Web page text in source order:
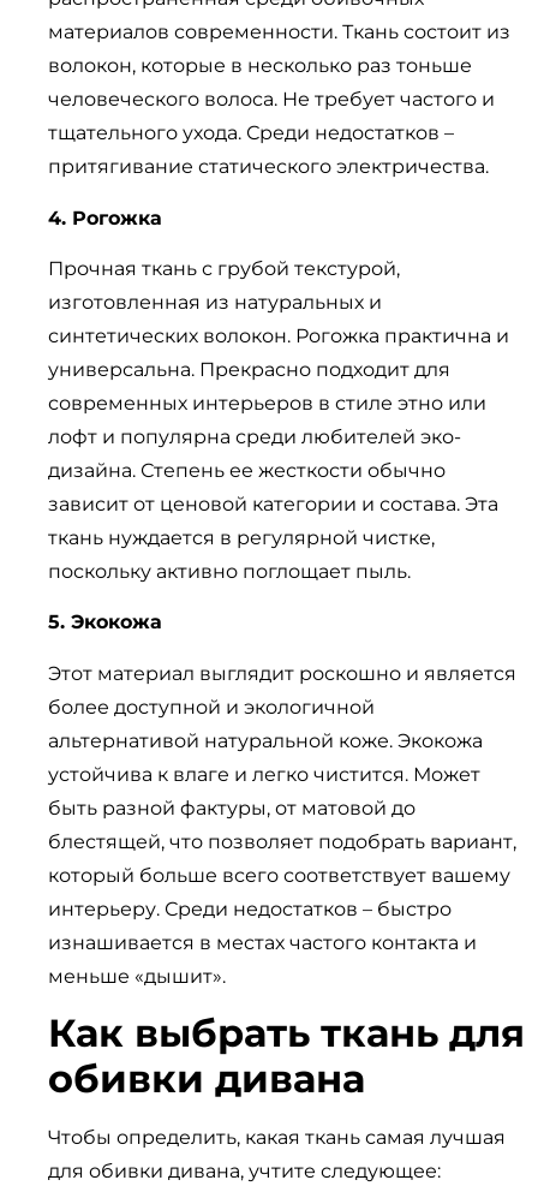
материалов современности. Ткань состоит из
волокон, которые в несколько раз тоньше
человеческого волоса. Не требует частого и
тщательного ухода. Среди недостатков –
притягивание статического электричества.
4. Рогожка
Прочная ткань с грубой текстурой,
изготовленная из натуральных и
синтетических волокон. Рогожка практична и
универсальна. Прекрасно подходит для
современных интерьеров в стиле этно или
лофт и популярна среди любителей эко-
дизайна. Степень ее жесткости обычно
зависит от ценовой категории и состава. Эта
ткань нуждается в регулярной чистке,
поскольку активно поглощает пыль.
5. Экокожа
Этот материал выглядит роскошно и является
более доступной и экологичной
альтернативой натуральной коже. Экокожа
устойчива к влаге и легко чистится. Может
быть разной фактуры, от матовой до
блестящей, что позволяет подобрать вариант,
который больше всего соответствует вашему
интерьеру. Среди недостатков – быстро
изнашивается в местах частого контакта и
меньше «дышит».
Как выбрать ткань для
обивки дивана
Чтобы определить, какая ткань самая лучшая
для обивки дивана, учтите следующее: